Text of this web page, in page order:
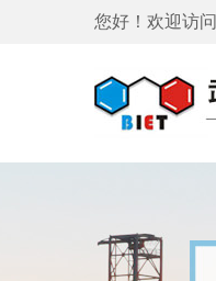
您好！欢迎访问